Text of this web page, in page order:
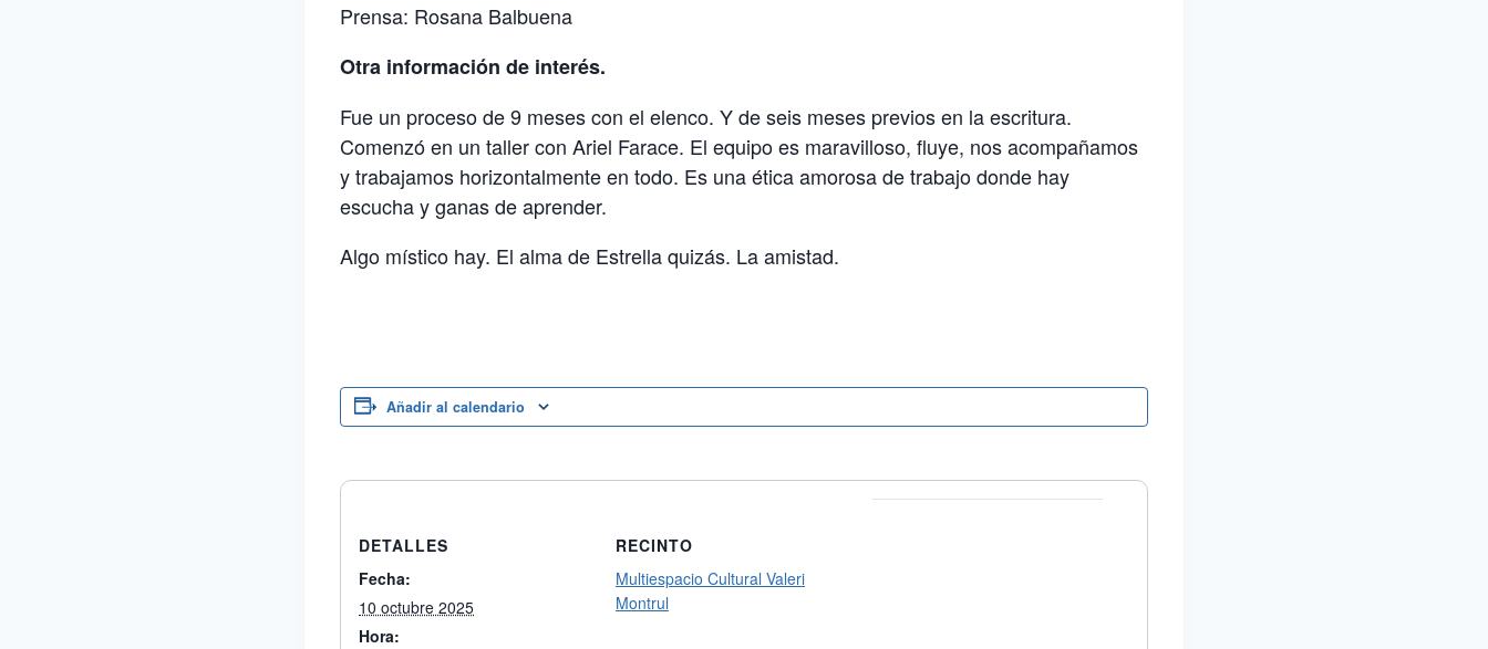
Prensa: Rosana Balbuena
Otra información de interés.
Fue un proceso de 9 meses con el elenco. Y de seis meses previos en la escritura.
Comenzó en un taller con Ariel Farace. El equipo es maravilloso, fluye, nos acompañamos
y trabajamos horizontalmente en todo. Es una ética amorosa de trabajo donde hay
escucha y ganas de aprender.
Algo místico hay. El alma de Estrella quizás. La amistad.
Añadir al calendario
DETALLES
Fecha:
10 octubre 2025
Hora:
RECINTO
Multiespacio Cultural Valeri
Montrul